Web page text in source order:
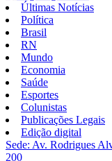
Últimas Notícias
Política
Brasil
RN
Mundo
Economia
Saúde
Esportes
Colunistas
Publicações Legais
Edição digital
Sede: Av. Rodrigues
200